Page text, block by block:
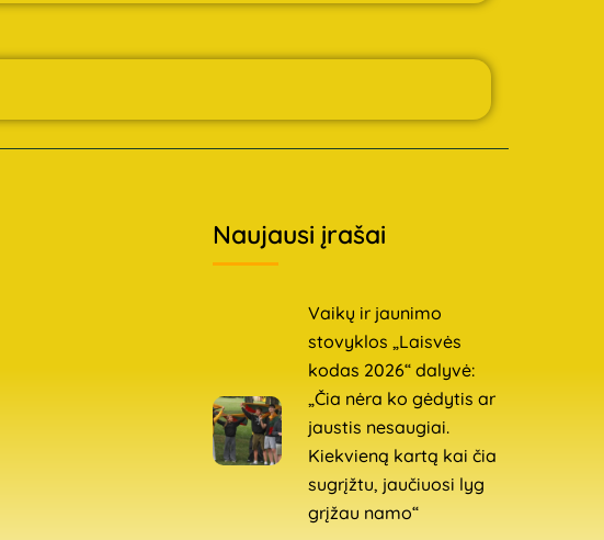
Naujausi įrašai
Vaikų ir jaunimo
stovyklos „Laisvės
kodas 2026“ dalyvė:
„Čia nėra ko gėdytis ar
jaustis nesaugiai.
Kiekvieną kartą kai čia
sugrįžtu, jaučiuosi lyg
grįžau namo“